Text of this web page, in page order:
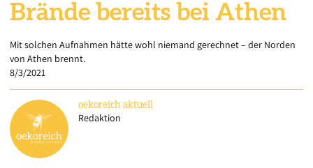
Brände bereits bei Athen
Mit solchen Aufnahmen hätte wohl niemand gerechnet – der Norden
von Athen brennt.
8/3/2021
oekoreich aktuell
Redaktion